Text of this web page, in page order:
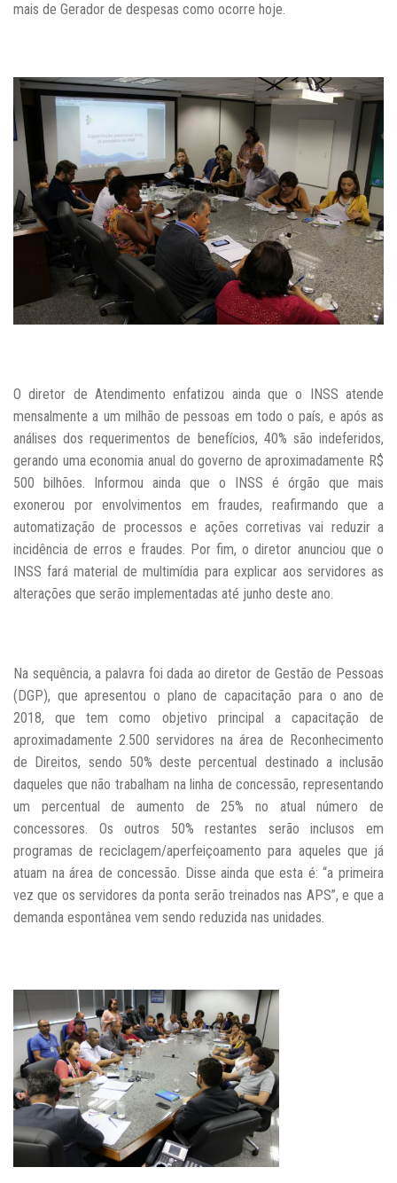
mais de Gerador de despesas como ocorre hoje.
O diretor de Atendimento enfatizou ainda que o INSS atende
mensalmente a um milhão de pessoas em todo o país, e após as
análises dos requerimentos de benefícios, 40% são indeferidos,
gerando uma economia anual do governo de aproximadamente R$
500 bilhões. Informou ainda que o INSS é órgão que mais
exonerou por envolvimentos em fraudes, reafirmando que a
automatização de processos e ações corretivas vai reduzir a
incidência de erros e fraudes. Por fim, o diretor anunciou que o
INSS fará material de multimídia para explicar aos servidores as
alterações que serão implementadas até junho deste ano.
Na sequência, a palavra foi dada ao diretor de Gestão de Pessoas
(DGP), que apresentou o plano de capacitação para o ano de
2018, que tem como objetivo principal a capacitação de
aproximadamente 2.500 servidores na área de Reconhecimento
de Direitos, sendo 50% deste percentual destinado a inclusão
daqueles que não trabalham na linha de concessão, representando
um percentual de aumento de 25% no atual número de
concessores. Os outros 50% restantes serão inclusos em
programas de reciclagem/aperfeiçoamento para aqueles que já
atuam na área de concessão. Disse ainda que esta é: “a primeira
vez que os servidores da ponta serão treinados nas APS”, e que a
demanda espontânea vem sendo reduzida nas unidades.